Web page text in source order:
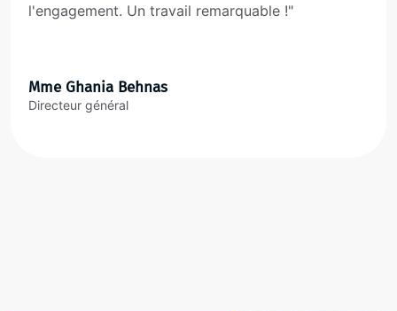
l'engagement. Un travail remarquable !"
Mme Ghania Behnas
Directeur général